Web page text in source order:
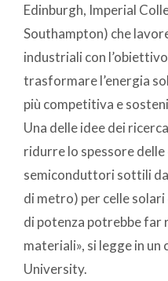
Edinburgh, Imperial
Southampton) che
industriali con
trasformare l’energia
più competitiva e
Una delle idee dei
ridurre lo spessore delle
semiconduttori sottili
di metro) per celle
di potenza potrebbe far
materiali», si legge in
University.